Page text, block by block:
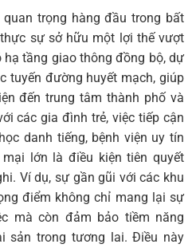
trọng hàng đầu trong bất
sự sở hữu một lợi thế vượt
tầng giao thông đồng bộ, dự
tuyến đường huyết mạch, giúp
đến trung tâm thành phố và
các gia đình trẻ, việc tiếp cận
danh tiếng, bệnh viện uy tín
lớn là điều kiện tiên quyết
Ví dụ, sự gần gũi với các khu
điểm không chỉ mang lại sự
mà còn đảm bảo tiềm năng
sản trong tương lai. Điều này